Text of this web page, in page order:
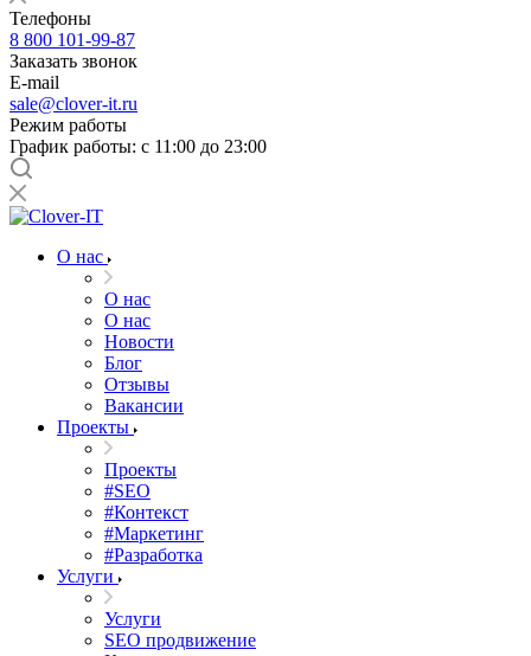
Телефоны
8 800 101-99-87
Заказать звонок
E-mail
sale@clover-it.ru
Режим работы
График работы: с 11:00 до 23:00
О нас
О нас
О нас
Новости
Блог
Отзывы
Вакансии
Проекты
Проекты
#SEO
#Контекст
#Маркетинг
#Разработка
Услуги
Услуги
SEO продвижение